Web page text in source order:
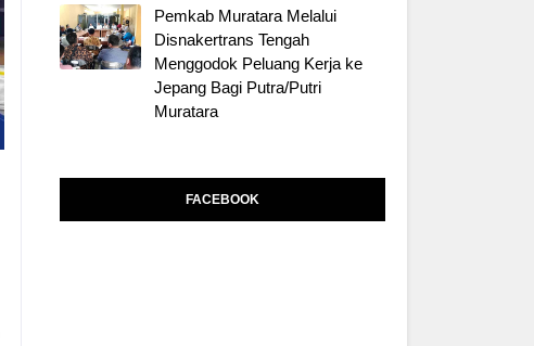
Pemkab Muratara Melalui
Disnakertrans Tengah
Menggodok Peluang Kerja ke
Jepang Bagi Putra/Putri
Muratara
FACEBOOK